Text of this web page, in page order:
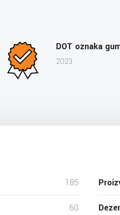
DOT oznaka
2023
185
60